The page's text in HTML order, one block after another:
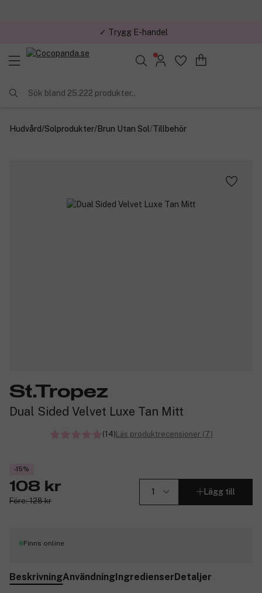
✓ Trygg E-handel
Sök bland 25.222 produkter..
Hudvård/Solprodukter/Brun Utan Sol/Tillbehör
St.Tropez
Dual Sided Velvet Luxe Tan Mitt
(14) Läs produktrecensioner (7)
-15%
108 kr
Före: 128 kr
Lägg till
Finns online
BeskrivningAnvändningIngredienserDetaljer